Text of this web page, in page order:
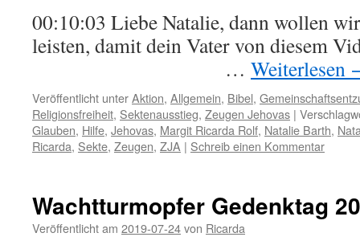
00:10:03 Liebe Natalie, dann wollen
leisten, damit dein Vater von
… Weiterlesen
Veröffentlicht unterAktion, Allgemein, Bibel,
Religionsfreiheit, Sektenausstieg, Zeugen Jehovas |
Glauben, Hilfe, Jehovas, Margit Ricarda Rolf, Natalie Barth,
Ricarda, Sekte, Zeugen, ZJA | Schreib einen Kommentar
Wachtturmopfer Gedenktag
Veröffentlicht am 2019-07-24von Ricarda